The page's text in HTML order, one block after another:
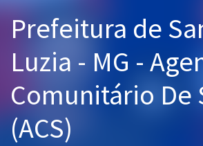
Cursos 20% OFF
Pós
Graduação
OAB
Prefeitura de
Luzia - MG -
Comunitário De
(ACS)